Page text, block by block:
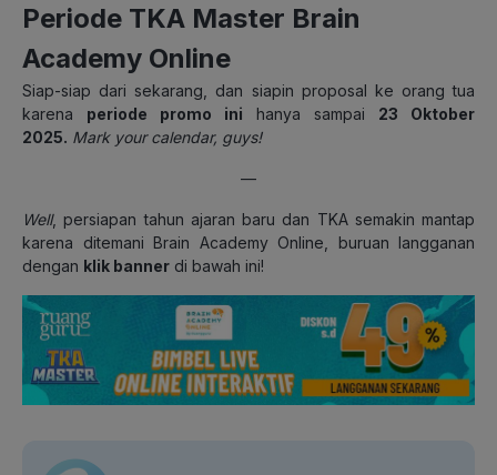
Periode TKA Master Brain
Academy Online
Siap-siap dari sekarang, dan siapin proposal ke orang tua
karena periode promo ini hanya sampai 23 Oktober
2025. Mark your calendar, guys!
—
Well, persiapan tahun ajaran baru dan TKA semakin mantap
karena ditemani Brain Academy Online, buruan langganan
dengan klik banner di bawah ini!